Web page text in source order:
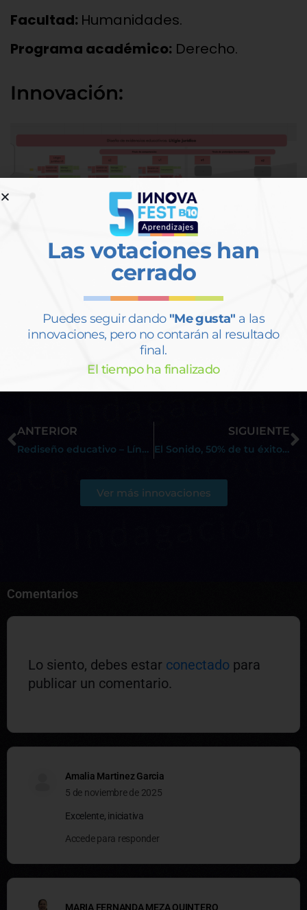
Facultad: Humanidades.
Programa académico: Derecho.
Innovación:
115dieron "Me gusta"
ANTERIOR
Rediseño educativo – Línea de investigación del programa de ingeniería civil
SIGUIENTE
El Sonido, 50% de tu éxito audiovisual
Ver más innovaciones
Comentarios
Lo siento, debes estar conectado para
publicar un comentario.
Amalia Martinez Garcia
5 de noviembre de 2025
Excelente, iniciativa
Accede para responder
MARIA FERNANDA MEZA QUINTERO
Las votaciones han
cerrado
Puedes seguir dando "Me gusta" a las
innovaciones, pero no contarán al resultado
final.
El tiempo ha finalizado